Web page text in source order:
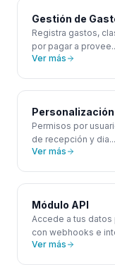
Gestión de
Registra gastos,
por pagar a provee
Ver más
Personalización
Permisos por
de recepción y dia...
Ver más
Módulo API
Accede a tus datos
con webhooks e
Ver más